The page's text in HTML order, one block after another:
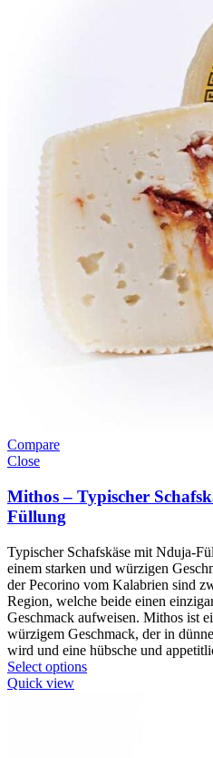
Compare
Close
Mithos – Typischer
Füllung
Typischer Schafskäse mit Nduja-
einem starken und würzigen
der Pecorino vom Kalabrien sind
Region, welche beide einen
Geschmack aufweisen. Mithos ist
würzigem Geschmack, der in
wird und eine hübsche und
Select options
Quick view